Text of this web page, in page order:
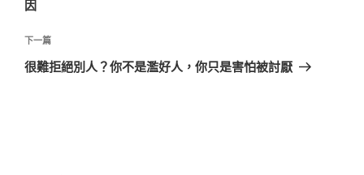
覽
章
因
下
一
下一篇
很難拒絕別人？你不是濫好人，你只是害怕被討厭